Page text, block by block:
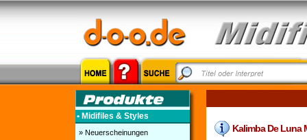
• Midifiles & Styles
» Neuerscheinungen
Kalimba De Luna